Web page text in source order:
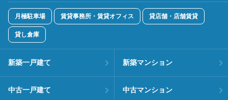
月極駐車場 賃貸事務所・賃貸オフィス 貸店舗・店舗賃貸
貸し倉庫
新築一戸建て 新築マンション
中古一戸建て 中古マンション